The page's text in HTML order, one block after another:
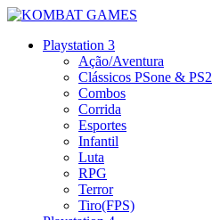
Playstation 3
Ação/Aventura
Clássicos PSone & PS2
Combos
Corrida
Esportes
Infantil
Luta
RPG
Terror
Tiro(FPS)